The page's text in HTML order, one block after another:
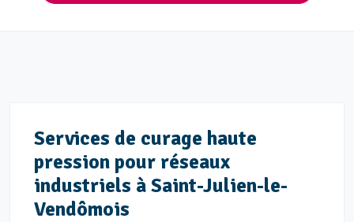
Services de curage haute
pression pour réseaux
industriels à Saint-Julien-le-
Vendômois